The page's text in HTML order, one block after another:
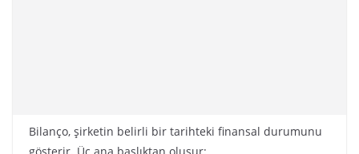
Bilanço, şirketin belirli bir tarihteki finansal durumunu